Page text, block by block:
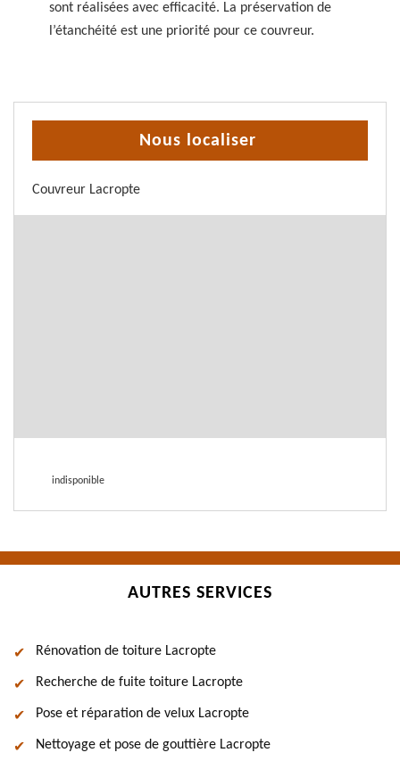
sont réalisées avec efficacité. La préservation de
l’étanchéité est une priorité pour ce couvreur.
Nous localiser
Couvreur Lacropte
indisponible
AUTRES SERVICES
Rénovation de toiture Lacropte
Recherche de fuite toiture Lacropte
Pose et réparation de velux Lacropte
Nettoyage et pose de gouttière Lacropte